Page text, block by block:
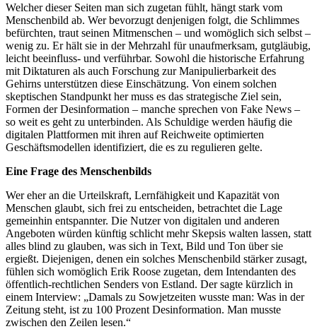
Welcher dieser Seiten man sich zugetan fühlt, hängt stark vom
Menschenbild ab. Wer bevorzugt denjenigen folgt, die Schlimmes
befürchten, traut seinen Mitmenschen – und womöglich sich selbst –
wenig zu. Er hält sie in der Mehrzahl für unaufmerksam, gutgläubig,
leicht beeinfluss- und verführbar. Sowohl die historische Erfahrung
mit Diktaturen als auch Forschung zur Manipulierbarkeit des
Gehirns unterstützen diese Einschätzung. Von einem solchen
skeptischen Standpunkt her muss es das strategische Ziel sein,
Formen der Desinformation – manche sprechen von Fake News –
so weit es geht zu unterbinden. Als Schuldige werden häufig die
digitalen Plattformen mit ihren auf Reichweite optimierten
Geschäftsmodellen identifiziert, die es zu regulieren gelte.
Eine Frage des Menschenbilds
Wer eher an die Urteilskraft, Lernfähigkeit und Kapazität von
Menschen glaubt, sich frei zu entscheiden, betrachtet die Lage
gemeinhin entspannter. Die Nutzer von digitalen und anderen
Angeboten würden künftig schlicht mehr Skepsis walten lassen, statt
alles blind zu glauben, was sich in Text, Bild und Ton über sie
ergießt. Diejenigen, denen ein solches Menschenbild stärker zusagt,
fühlen sich womöglich Erik Roose zugetan, dem Intendanten des
öffentlich-rechtlichen Senders von Estland. Der sagte kürzlich in
einem Interview: „Damals zu Sowjetzeiten wusste man: Was in der
Zeitung steht, ist zu 100 Prozent Desinformation. Man musste
zwischen den Zeilen lesen.“